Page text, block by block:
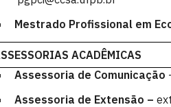
Mestrado Profissional em
ACADÊMICAS
Assessoria de Comunicação
Assessoria de Extensão –